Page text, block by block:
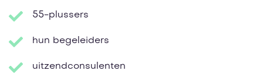
55-plussers
hun begeleiders
uitzendconsulenten